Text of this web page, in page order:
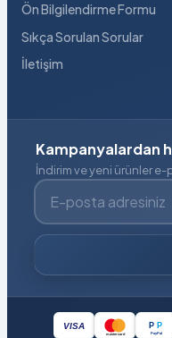
Ön Bilgilendirme Formu
Sıkça Sorulan Sorular
İletişim
Kampanyalardan
İndirim ve yeni ürünler e-
E-posta adresiniz
VISA
mastercard
P P
PayPal